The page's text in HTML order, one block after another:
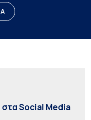
Social Media